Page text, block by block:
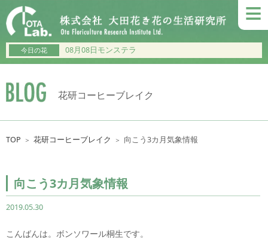
≡
今日の花 08月08日モンステラ
花研コーヒーブレイク
TOP ＞ 花研コーヒーブレイク ＞ 向こう3カ月気象情報
向こう3カ月気象情報
2019.05.30
こんばんは。ボンソワール桐生です。